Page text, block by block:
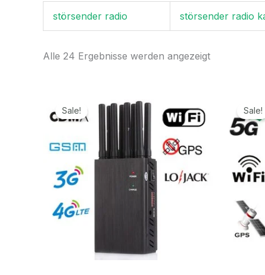
störsender radio
störsender radio
Alle 24 Ergebnisse werden angezeigt
Sale!
Preis
war:
499,99€
Preis
ist:
199,99€.
Sale!